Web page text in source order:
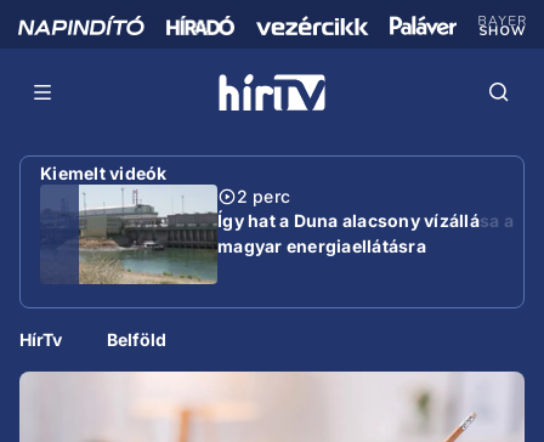
Kiemelt videók
2 perc
Így hat a Duna alacsony vízállása a
magyar energiaellátásra
HírTv Belföld